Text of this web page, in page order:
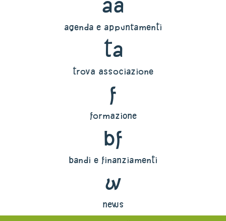
aa
agenda e appuntamenti
ta
trova associazione
f
formazione
bf
bandi e finanziamenti
w
news